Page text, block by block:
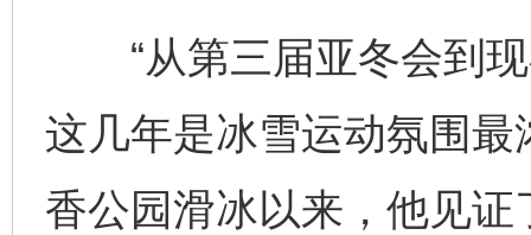
“从第三届亚冬会到现
这几年是冰雪运动氛围
香公园滑冰以来，他见
完善运行机制助力责任有效落实 一纸欠